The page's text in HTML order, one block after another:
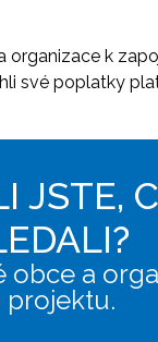
k
své poplatky
JSTE,
obce a
projektu.